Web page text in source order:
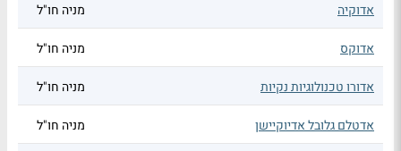
אדוקיה מניה חו"ל
אדוקס מניה חו"ל
אדורו טכנולוגיות נקיות מניה חו"ל
אדטלם גלובל אדיוקיישן מניה חו"ל